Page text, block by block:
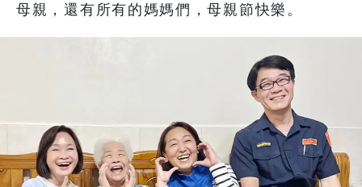
母親，還有所有的媽媽們，母親節快樂。